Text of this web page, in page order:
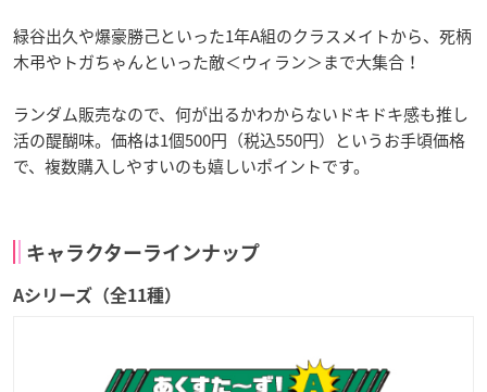
緑谷出久や爆豪勝己といった1年A組のクラスメイトから、死柄
木弔やトガちゃんといった敵＜ウィラン＞まで大集合！
ランダム販売なので、何が出るかわからないドキドキ感も推し
活の醍醐味。価格は1個500円（税込550円）というお手頃価格
で、複数購入しやすいのも嬉しいポイントです。
キャラクターラインナップ
Aシリーズ（全11種）